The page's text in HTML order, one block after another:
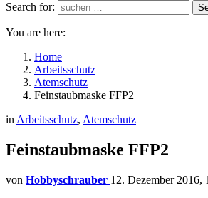
Search for:
You are here:
Home
Arbeitsschutz
Atemschutz
Feinstaubmaske FFP2
in Arbeitsschutz, Atemschutz
Feinstaubmaske FFP2
von Hobbyschrauber 12. Dezember 2016,